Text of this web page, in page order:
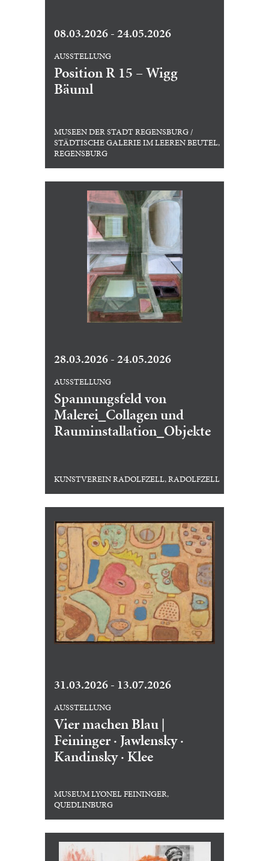
08.03.2026 - 24.05.2026
AUSSTELLUNG
Position R 15 – Wigg
Bäuml
MUSEEN DER STADT REGENSBURG /
STÄDTISCHE GALERIE IM LEEREN BEUTEL,
REGENSBURG
28.03.2026 - 24.05.2026
AUSSTELLUNG
Spannungsfeld von
Malerei_Collagen und
Rauminstallation_Objekte
KUNSTVEREIN RADOLFZELL, RADOLFZELL
31.03.2026 - 13.07.2026
AUSSTELLUNG
Vier machen Blau |
Feininger · Jawlensky ·
Kandinsky · Klee
MUSEUM LYONEL FEININGER,
QUEDLINBURG